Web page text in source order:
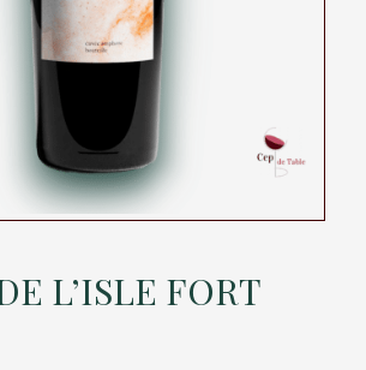
L’ISLE FORT